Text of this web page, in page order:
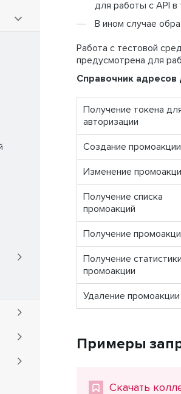
для работы с API в
В ином случае
Работа с тестовой
предусмотрена для
Справочник адресов
Получение токена
авторизации
Создание промоакции
Изменение
Получение списка
промоакций
Получение
Получение статистики
промоакции
Удаление промоакции
Примеры
Скачать